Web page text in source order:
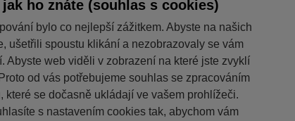
ho znáte (souhlas s cookies)
bylo co nejlepší zážitkem. Abyste na našich
ušetřili spoustu klikání a nezobrazovaly se vám
Abyste web viděli v zobrazení na které jste zvyklí
od vás potřebujeme souhlas se zpracováním
které se dočasně ukládají ve vašem prohlížeči.
s nastavením cookies tak, abychom vám